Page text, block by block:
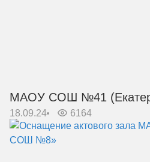
МАОУ СОШ №41
18.09.24 6164